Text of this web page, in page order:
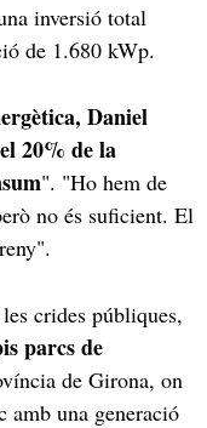
inversió total
de 1.680 kWp.
Daniel
20% de la
". "Ho hem de
no és suficient. El
crides públiques,
parcs de
de Girona, on
amb una generació